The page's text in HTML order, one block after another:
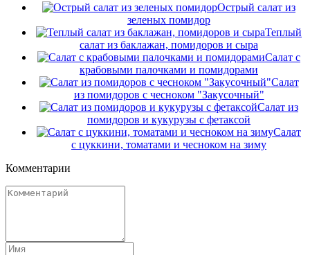
Острый салат из
зеленых помидор
Теплый
салат из баклажан, помидоров и сыра
Салат с
крабовыми палочками и помидорами
Салат
из помидоров с чесноком "Закусочный"
Салат из
помидоров и кукурузы с фетаксой
Салат
с цуккини, томатами и чесноком на зиму
Комментарии